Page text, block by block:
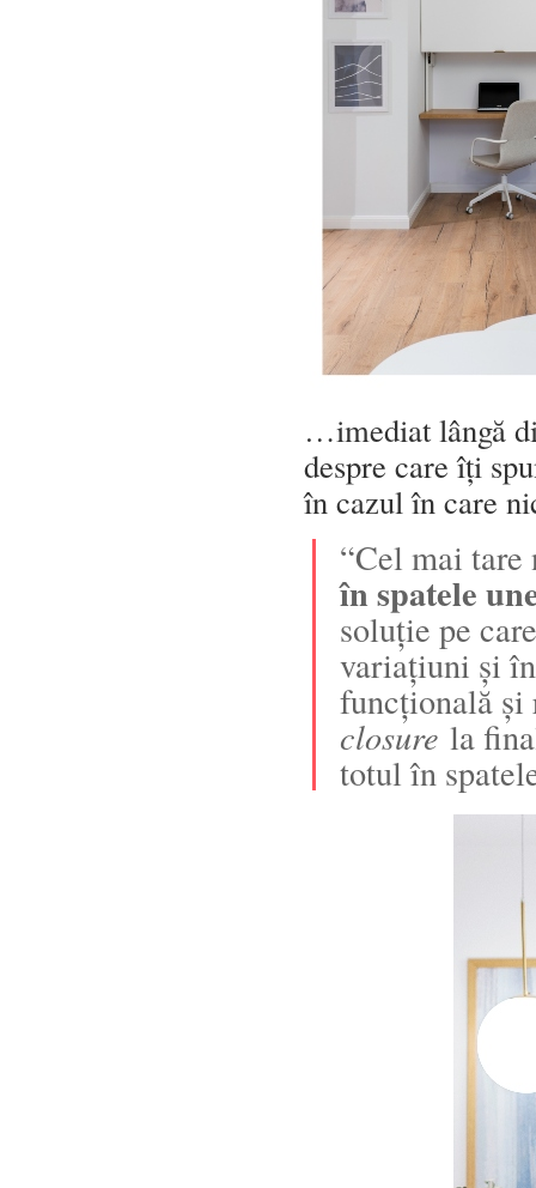
…imediat lângă
despre care îți
în cazul în care
“Cel mai
în spatele
soluție pe
variațiuni și
funcțională și
closure la
totul în